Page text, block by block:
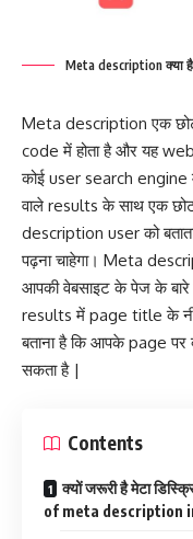
Meta description क्या
Meta description एक
code में होता है और यह
कोई user search engine
वाले results के साथ एक
description user को
पढ़ना चाहेगा। Meta
आपकी वेबसाइट के पेज के
results में page title के
बताना है कि आपके page
सकता है |
Contents
क्यों जरूरी है मेटा
of meta description